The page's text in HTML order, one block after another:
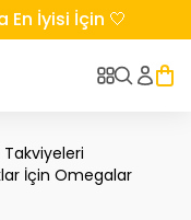
En İyisi İçin 🤍
İçin Omegalar